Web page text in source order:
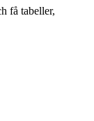
få tabeller,